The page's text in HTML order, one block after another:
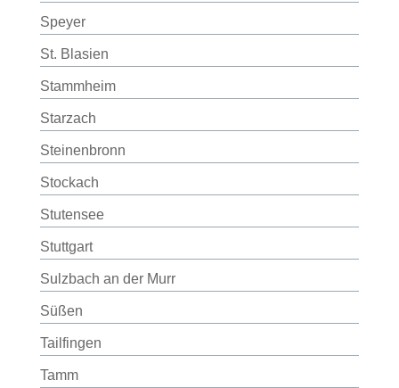
Speyer
St. Blasien
Stammheim
Starzach
Steinenbronn
Stockach
Stutensee
Stuttgart
Sulzbach an der Murr
Süßen
Tailfingen
Tamm